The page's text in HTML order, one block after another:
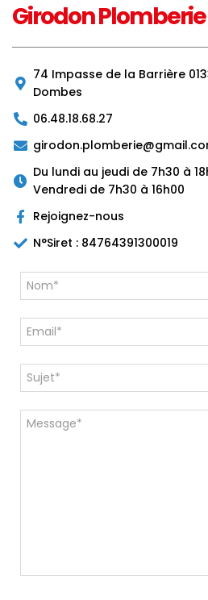
Girodon Plomberie
74 Impasse de la Barrière
Dombes
06.48.18.68.27
Du lundi au jeudi de 7h30 à
Vendredi de 7h30 à 16h00
Rejoignez-nous
N°Siret : 84764391300019